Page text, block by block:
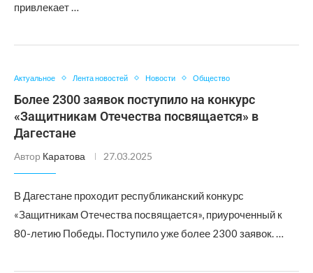
привлекает …
Актуальное Лента новостей Новости Общество
Более 2300 заявок поступило на конкурс
«Защитникам Отечества посвящается» в
Дагестане
Автор Каратова 27.03.2025
В Дагестане проходит республиканский конкурс
«Защитникам Отечества посвящается», приуроченный к
80-летию Победы. Поступило уже более 2300 заявок. …